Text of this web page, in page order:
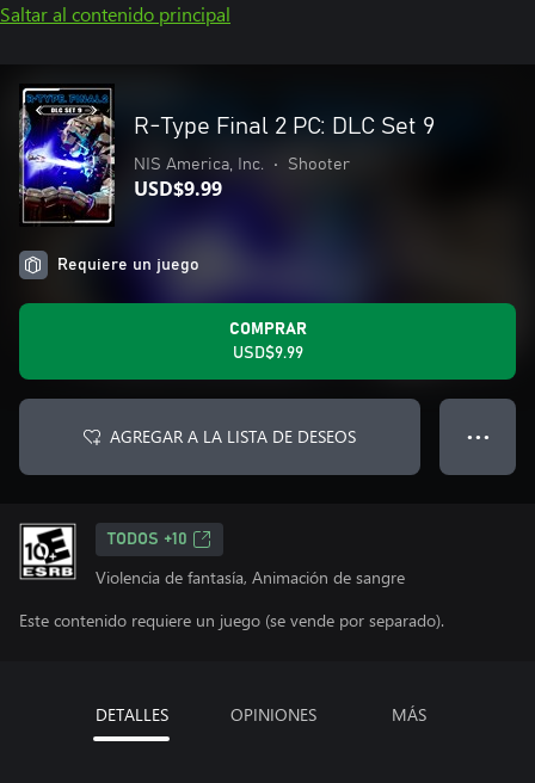
Saltar al contenido principal
R-Type Final 2 PC: DLC Set 9
NIS America, Inc. • Shooter
USD$9.99
Requiere un juego
COMPRAR
USD$9.99
AGREGAR A LA LISTA DE DESEOS ● ● ●
TODOS +10
Violencia de fantasía, Animación de sangre
Este contenido requiere un juego (se vende por separado).
DETALLES OPINIONES MÁS